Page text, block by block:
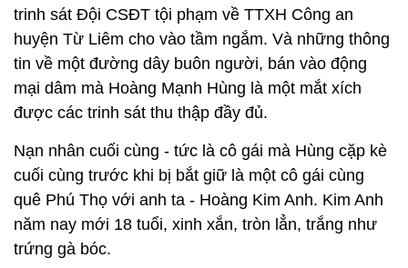
trinh sát Đội CSĐT tội phạm về TTXH Công an
huyện Từ Liêm cho vào tầm ngắm. Và những thông
tin về một đường dây buôn người, bán vào động
mại dâm mà Hoàng Mạnh Hùng là một mắt xích
được các trinh sát thu thập đầy đủ.
Nạn nhân cuối cùng - tức là cô gái mà Hùng cặp kè
cuối cùng trước khi bị bắt giữ là một cô gái cùng
quê Phú Thọ với anh ta - Hoàng Kim Anh. Kim Anh
năm nay mới 18 tuổi, xinh xắn, tròn lẳn, trắng như
trứng gà bóc.